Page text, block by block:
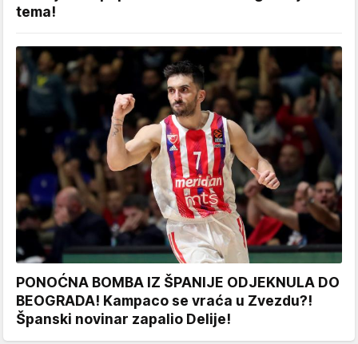
tema!
PONOĆNA BOMBA IZ ŠPANIJE ODJEKNULA DO
BEOGRADA! Kampaco se vraća u Zvezdu?!
Španski novinar zapalio Delije!